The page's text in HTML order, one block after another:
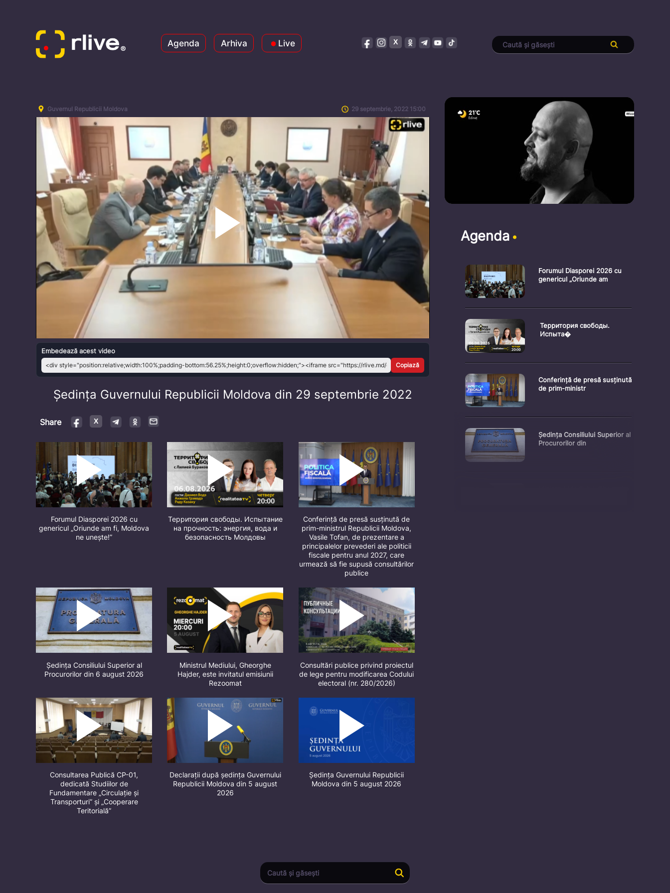
Agenda Arhiva Live
Guvernul Republicii Moldova 29 septembrie, 2022 15:00
Play
Video
Embedează acest video
Copiază
Ședința Guvernului Republicii Moldova din 29 septembrie 2022
Share
Forumul Diasporei 2026 cu
genericul „Oriunde am fi, Moldova
ne unește!”
Территория свободы. Испытание
на прочность: энергия, вода и
безопасность Молдовы
Conferință de presă susținută de
prim-ministrul Republicii Moldova,
Vasile Tofan, de prezentare a
principalelor prevederi ale politicii
fiscale pentru anul 2027, care
urmează să fie supusă consultărilor
publice
Ședința Consiliului Superior al
Procurorilor din 6 august 2026
Ministrul Mediului, Gheorghe
Hajder, este invitatul emisiunii
Rezoomat
Consultări publice privind proiectul
de lege pentru modificarea Codului
electoral (nr. 280/2026)
Consultarea Publică CP-01,
dedicată Studiilor de
Fundamentare „Circulație și
Transporturi” și „Cooperare
Teritorială”
Declarații după ședința Guvernului
Republicii Moldova din 5 august
2026
Ședința Guvernului Republicii
Moldova din 5 august 2026
Agenda
Forumul Diasporei 2026 cu
genericul „Oriunde am
Территория свободы.
Испыта�
Conferință de presă susținută
de prim-ministr
Ședința Consiliului Superior al
Procurorilor din